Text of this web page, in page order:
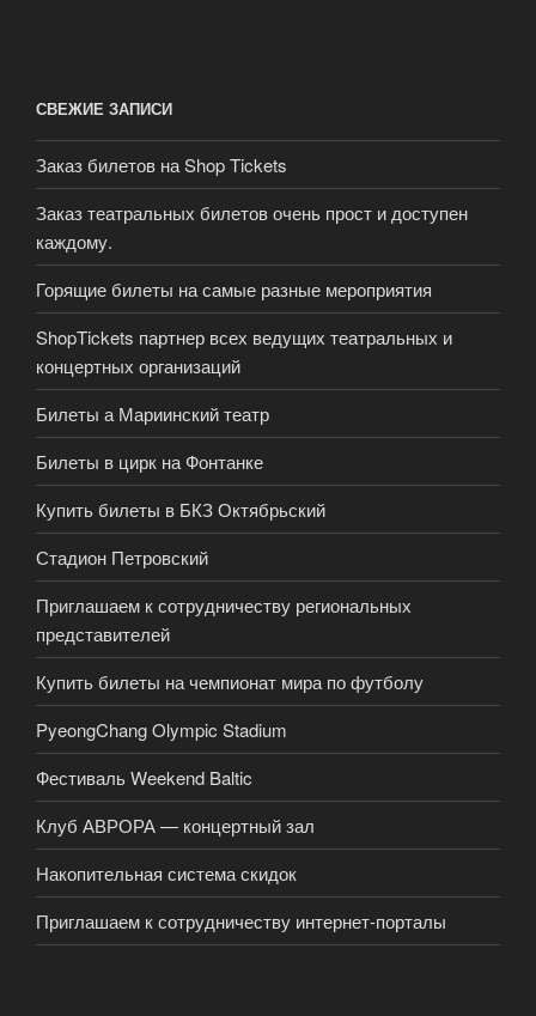
СВЕЖИЕ ЗАПИСИ
Заказ билетов на Shop Tickets
Заказ театральных билетов очень прост и доступен
каждому.
Горящие билеты на самые разные мероприятия
ShopTickets партнер всех ведущих театральных и
концертных организаций
Билеты а Мариинский театр
Билеты в цирк на Фонтанке
Купить билеты в БКЗ Октябрьский
Стадион Петровский
Приглашаем к сотрудничеству региональных
представителей
Купить билеты на чемпионат мира по футболу
PyeongChang Olympic Stadium
Фестиваль Weekend Baltic
Клуб АВРОРА — концертный зал
Накопительная система скидок
Приглашаем к сотрудничеству интернет-порталы